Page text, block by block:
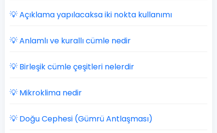
💡 Açıklama yapılacaksa iki nokta kullanımı
💡 Anlamlı ve kurallı cümle nedir
💡 Birleşik cümle çeşitleri nelerdir
💡 Mikroklima nedir
💡 Doğu Cephesi (Gümrü Antlaşması)